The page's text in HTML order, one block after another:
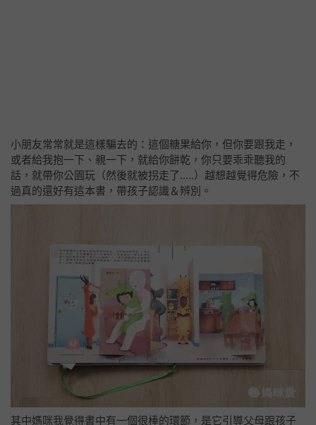
小朋友常常就是這樣騙去的：這個糖果給你，但你要跟我走，
或者給我抱一下、親一下，就給你餅乾，你只要乖乖聽我的
話，就帶你公園玩（然後就被拐走了.....）越想越覺得危險，不
過真的還好有這本書，帶孩子認識＆辨別。
其中媽咪我覺得書中有一個很棒的環節，是它引導父母跟孩子